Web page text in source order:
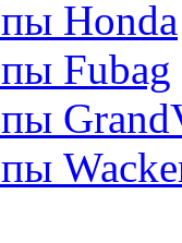
Honda
Fubag